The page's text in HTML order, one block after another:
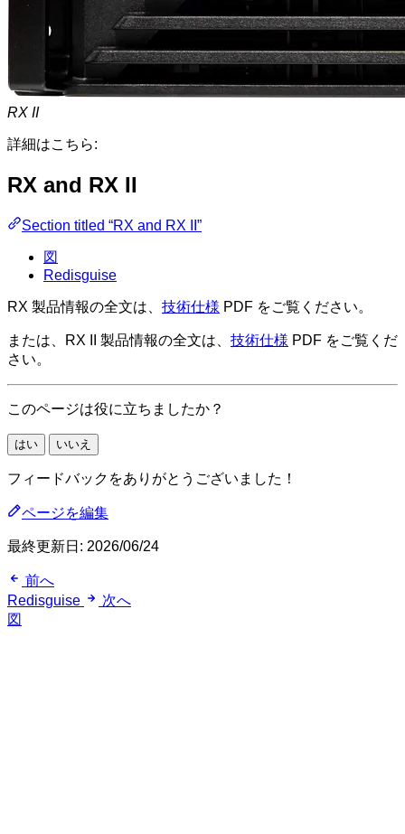
RX II
詳細はこちら:
RX and RX II
Section titled “RX and RX II”
図
Redisguise
RX 製品情報の全文は、 技術仕様 PDF をご覧ください。
または、RX II 製品情報の全文は、 技術仕様 PDF をご覧くだ
さい。
このページは役に立ちましたか？
はい いいえ
フィードバックをありがとうございました！
ページを編集
最終更新日: 2026/06/24
前へ
Redisguise
次へ
図